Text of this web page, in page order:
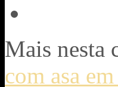
Mais nesta
com asa